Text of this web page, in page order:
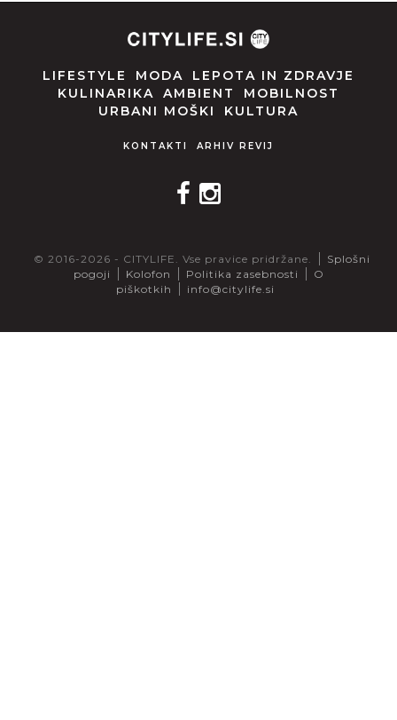
LIFESTYLE MODA
LEPOTA IN ZDRAVJE
KULINARIKA
AMBIENT
MOBILNOST
URBANI MOŠKI
KULTURA
KONTAKTI ARHIV REVIJ
© 2016-2026 - CITYLIFE. Vse pravice pridržane.
Splošni
pogoji
Kolofon Politika zasebnosti
O
piškotkih
info@citylife.si